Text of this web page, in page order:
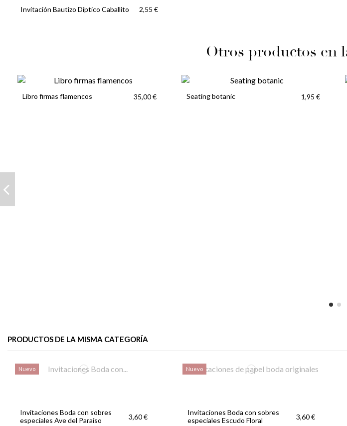
Invitación Bautizo Díptico Caballito 2,55 €
Otros productos en
Libro firmas flamencos 35,00 € Seating botanic 1,95 €
PRODUCTOS DE LA MISMA CATEGORÍA
Nuevo
Invitaciones Boda con sobres
especiales Ave del Paraíso
3,60 €
Nuevo
Invitaciones Boda con sobres
especiales Escudo Floral
3,60 €